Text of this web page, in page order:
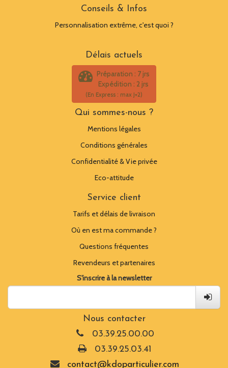
Conseils & Infos
Personnalisation extrême, c'est quoi ?
Délais actuels
Préparation : 7 jrs
Expédition : 2 jrs
(En Express : max J+2)
Qui sommes-nous ?
Mentions légales
Conditions générales
Confidentialité & Vie privée
Eco-attitude
Service client
Tarifs et délais de livraison
Où en est ma commande ?
Questions fréquentes
Revendeurs et partenaires
S'inscrire à la newsletter
Nous contacter
03.39.25.00.00
03.39.25.03.41
contact@kdoparticulier.com